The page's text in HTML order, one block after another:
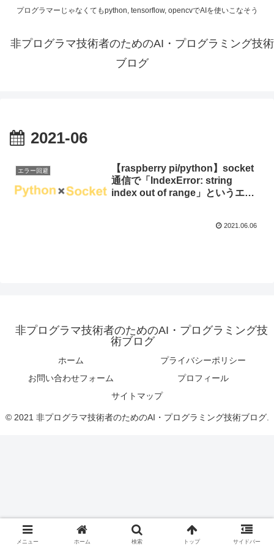
プログラマーじゃなくてもpython, tensorflow, opencvでAIを使いこなそう
非プログラマ技術者のためのAI・プログラミング技術
ブログ
2021-06
エラー回避
【raspberry pi/python】socket
通信で「IndexError: string
index out of range」というエラ
2021.06.06
非プログラマ技術者のためのAI・プログラミング技
術ブログ
ホーム
プライバシーポリシー
お問い合わせフォーム
プロフィール
サイトマップ
© 2021 非プログラマ技術者のためのAI・プログラミング技術ブログ.
メニュー ホーム 検索 トップ サイドバー